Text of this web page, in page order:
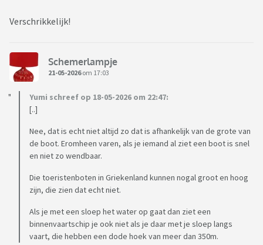
Verschrikkelijk!
Schemerlampje
21-05-2026om 17:03
Yumi schreef op 18-05-2026 om 22:47:
[..]
Nee, dat is echt niet altijd zo dat is afhankelijk van de grote van
de boot. Eromheen varen, als je iemand al ziet een boot is snel
en niet zo wendbaar.
Die toeristenboten in Griekenland kunnen nogal groot en hoog
zijn, die zien dat echt niet.
Als je met een sloep het water op gaat dan ziet een
binnenvaartschip je ook niet als je daar met je sloep langs
vaart, die hebben een dode hoek van meer dan 350m.